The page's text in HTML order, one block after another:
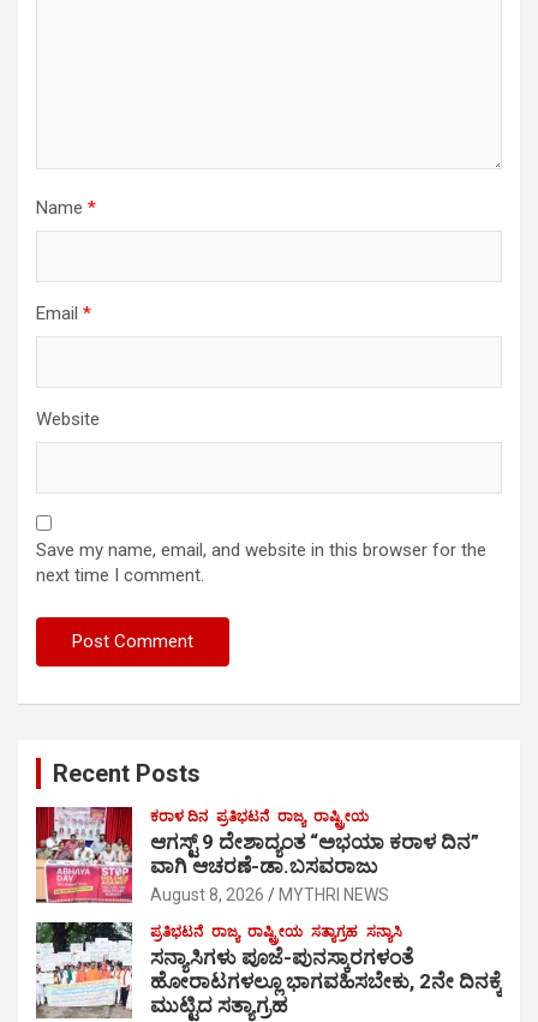
Name *
Email *
Website
Save my name, email, and website in this browser for the
next time I comment.
Recent Posts
ಕರಾಳ ದಿನ ಪ್ರತಿಭಟನೆ ರಾಜ್ಯ ರಾಷ್ಟ್ರೀಯ
ಆಗಸ್ಟ್ 9 ದೇಶಾದ್ಯಂತ “ಅಭಯಾ ಕರಾಳ ದಿನ”
ವಾಗಿ ಆಚರಣೆ-ಡಾ.ಬಸವರಾಜು
August 8, 2026 MYTHRI NEWS
ಪ್ರತಿಭಟನೆ ರಾಜ್ಯ ರಾಷ್ಟ್ರೀಯ ಸತ್ಯಾಗ್ರಹ ಸನ್ಯಾಸಿ
ಸನ್ಯಾಸಿಗಳು ಪೂಜೆ-ಪುನಸ್ಕಾರಗಳಂತೆ
ಹೋರಾಟಗಳಲ್ಲೂ ಭಾಗವಹಿಸಬೇಕು, 2ನೇ ದಿನಕ್ಕೆ
ಮುಟ್ಟಿದ ಸತ್ಯಾಗ್ರಹ